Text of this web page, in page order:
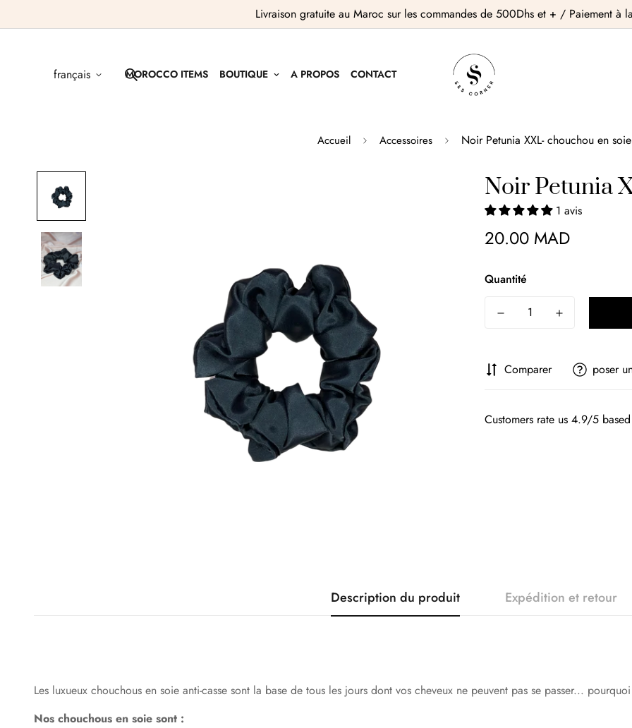
Livraison gratuite au Maroc sur les commandes de 500Dhs et + / Paiement à
français MOROCCO ITEMS BOUTIQUE A PROPOS CONTACT
Accueil Accessoires Noir Petunia XXL- chouchou en soie
Noir Petunia
1 avis
20.00 MAD
Quantité
Comparer poser
Customers rate us 4.9/5
Description du produit Expédition et retour
Les luxueux chouchous en soie anti-casse sont la base de tous les jours dont vos cheveux ne peuvent pas se passer...
Nos chouchous en soie sont :